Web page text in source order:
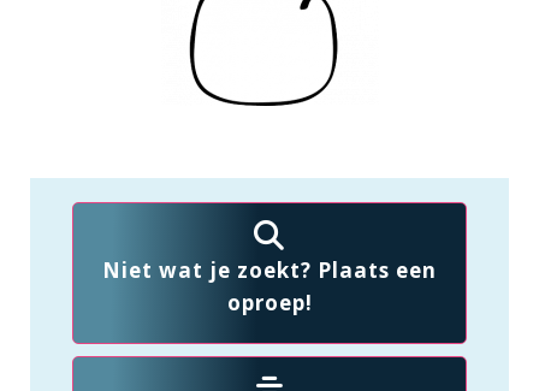
Niet wat je zoekt? Plaats een
oproep!